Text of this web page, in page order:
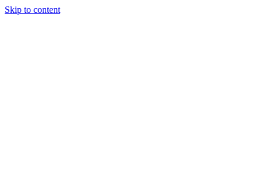
Skip to content